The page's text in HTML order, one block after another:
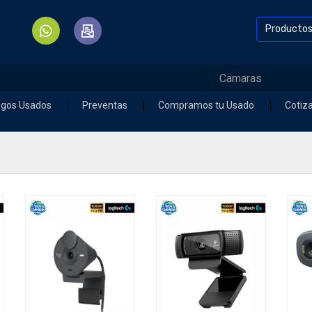
Productos
Usados Preventas Compramos tu Usado